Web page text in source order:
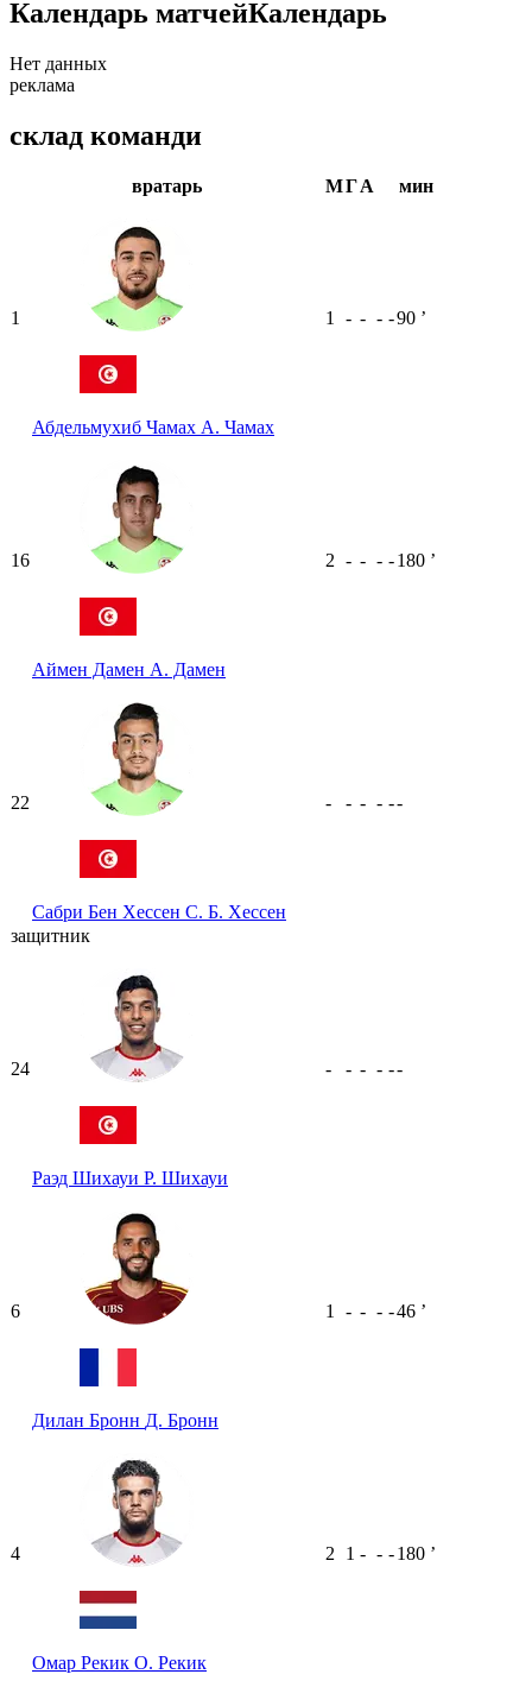
Календарь матчейКалендарь
Нет данных
реклама
склад команди
вратарь МГА мин
1
Абдельмухиб Чамах А. Чамах
1 - - - -90 ʼ
16
Аймен Дамен А. Дамен
2 - - - -180 ʼ
22
Сабри Бен Хессен С. Б. Хессен
- - - - --
защитник
24
Раэд Шихауи Р. Шихауи
- - - - --
6
Дилан Бронн Д. Бронн
1 - - - -46 ʼ
4
Омар Рекик О. Рекик
2 1 - - -180 ʼ